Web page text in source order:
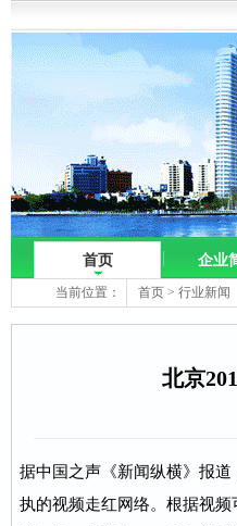
首页 企业
当前位置： 首页 > 行业新闻
北京
据中国之声《新闻纵横》报
执的视频走红网络。根据视